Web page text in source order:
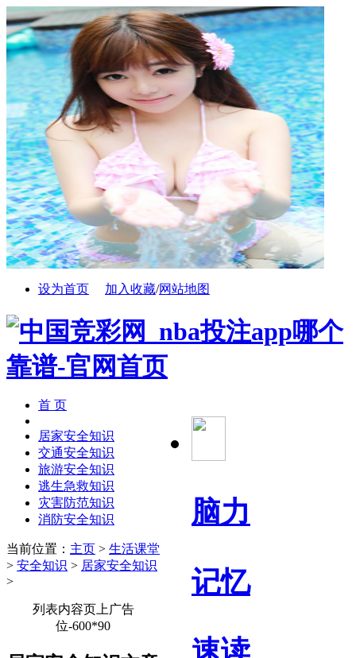
设为首页 加入收藏/网站地图
脑力
记忆
速读
首 页
居家安全知识
交通安全知识
旅游安全知识
逃生急救知识
灾害防范知识
消防安全知识
当前位置： 主页 > 生活课堂
> 安全知识 > 居家安全知识
>
列表内容页上广告
位-600*90